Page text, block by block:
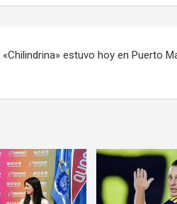
«Chilindrina» estuvo hoy en Puerto